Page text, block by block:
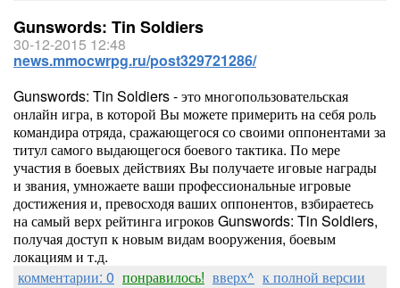
Gunswords: Tin Soldiers
30-12-2015 12:48
news.mmocwrpg.ru/post329721286/
Gunswords: Tin Soldiers - это многопользовательская
онлайн игра, в которой Вы можете примерить на себя роль
командира отряда, сражающегося со своими оппонентами за
титул самого выдающегося боевого тактика. По мере
участия в боевых действиях Вы получаете иговые награды
и звания, умножаете ваши профессиональные игровые
достижения и, превосходя ваших оппонентов, взбираетесь
на самый верх рейтинга игроков Gunswords: Tin Soldiers,
получая доступ к новым видам вооружения, боевым
локациям и т.д.
комментарии: 0 понравилось! вверх^ к полной версии